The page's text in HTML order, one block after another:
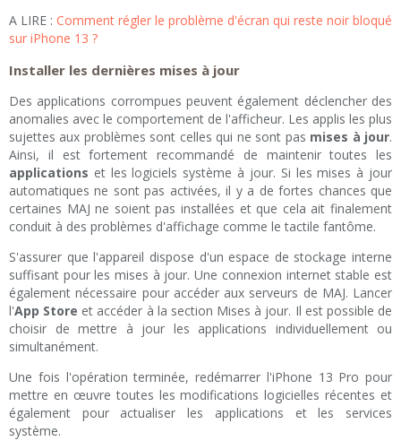
A LIRE : Comment régler le problème d'écran qui reste noir bloqué
sur iPhone 13 ?
Installer les dernières mises à jour
Des applications corrompues peuvent également déclencher des
anomalies avec le comportement de l'afficheur. Les applis les plus
sujettes aux problèmes sont celles qui ne sont pas mises à jour.
Ainsi, il est fortement recommandé de maintenir toutes les
applications et les logiciels système à jour. Si les mises à jour
automatiques ne sont pas activées, il y a de fortes chances que
certaines MAJ ne soient pas installées et que cela ait finalement
conduit à des problèmes d'affichage comme le tactile fantôme.
S'assurer que l'appareil dispose d'un espace de stockage interne
suffisant pour les mises à jour. Une connexion internet stable est
également nécessaire pour accéder aux serveurs de MAJ. Lancer
l'App Store et accéder à la section Mises à jour. Il est possible de
choisir de mettre à jour les applications individuellement ou
simultanément.
Une fois l'opération terminée, redémarrer l'iPhone 13 Pro pour
mettre en œuvre toutes les modifications logicielles récentes et
également pour actualiser les applications et les services
système.